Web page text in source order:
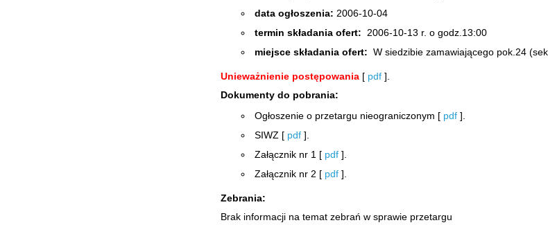
data ogłoszenia: 2006-10-04
termin składania ofert: 2006-10-13 r. o godz.13:00
miejsce składania ofert: W siedzibie zamawiającego pok.24
Unieważnienie postępowania [ pdf ].
Dokumenty do pobrania:
Ogłoszenie o przetargu nieograniczonym [ pdf ].
SIWZ [ pdf ].
Załącznik nr 1 [ pdf ].
Załącznik nr 2 [ pdf ].
Zebrania:
Brak informacji na temat zebrań w sprawie przetargu